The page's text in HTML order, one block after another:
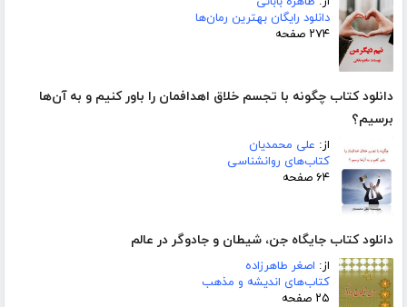
دانلود رایگان بهترین رمان‌ها
۲۷۴ صفحه
دانلود کتاب چگونه با تجسم خلاق اهدافمان را باور کنیم و به آن‌ها
برسیم؟
از: علی محمدیان
کتاب‌های روانشناسی
۶۴ صفحه
دانلود کتاب جایگاه جن، شیطان و جادوگر در عالم
از: اصغر طاهرزاده
کتاب‌های اندیشه و مذهب
۲۵ صفحه